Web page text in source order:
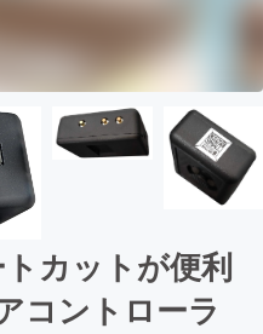
カットが便利
コントローラ